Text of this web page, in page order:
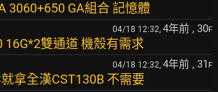
3060+650 GA組合 記憶體
04/18 12:32, 4年前 , 30F
16G*2雙通道 機殼有需求
04/18 12:32, 4年前 , 31 F
拿全漢CST130B 不需要